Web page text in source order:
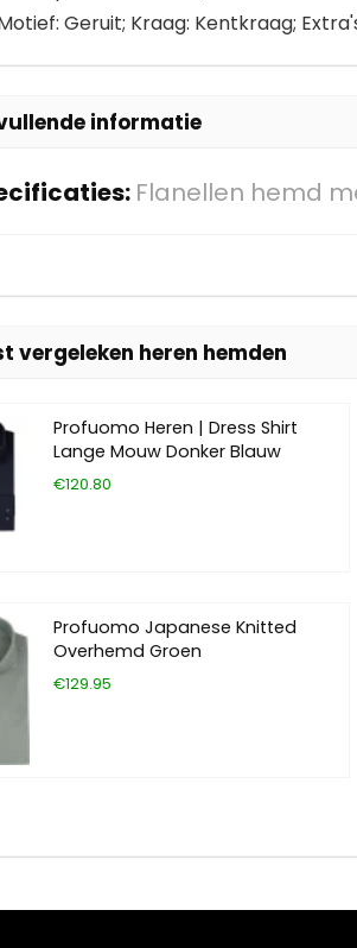
Geruit; Kraag: Kentkraag;
informatie
Flanellen hemd
vergeleken heren hemden
Profuomo Heren | Dress Shirt
Lange Mouw Donker Blauw
€120.80
Profuomo Japanese Knitted
Overhemd Groen
€129.95